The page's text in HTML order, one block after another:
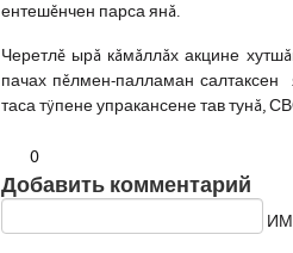
ентешĕнчен парса янă.
Черетлĕ ырă кăмăллăх акцине
пачах пĕлмен-палламан салтаксен
таса тÿпене упракансене тав тунă,
0
Добавить комментарий